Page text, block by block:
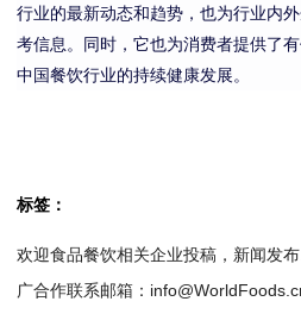
行业的最新动态和趋势，也为行业内
考信息。同时，它也为消费者提供了
中国餐饮行业的持续健康发展。
标签：
欢迎食品餐饮相关企业投稿，新闻发
广合作联系邮箱：